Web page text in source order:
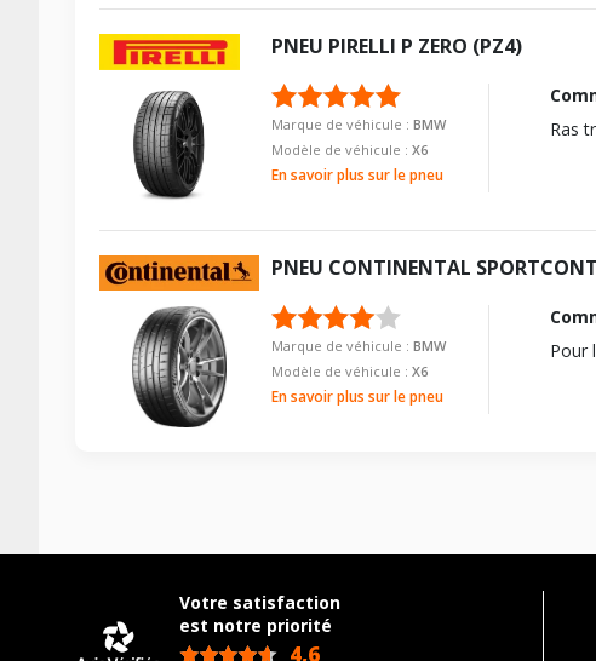
PNEU PIRELLI P ZERO (PZ4)
Marque de véhicule : BMW
Modèle de véhicule : X6
En savoir plus sur le pneu
Ras
PNEU CONTINENTAL
Marque de véhicule : BMW
Modèle de véhicule : X6
En savoir plus sur le pneu
Pour
Votre satisfaction
est notre priorité
4,6